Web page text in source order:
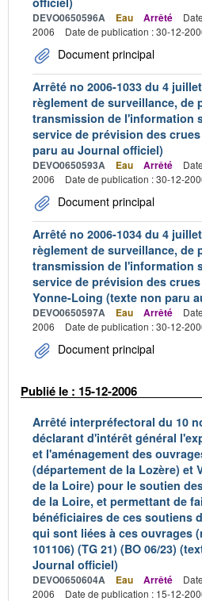
DEVO0650596A Eau Arrêté
2006
Date de publication : 30-12-
Document principal
Arrêté no 2006-1033 du 4
règlement de surveillance, de
transmission de l'information
service de prévision des
paru au Journal officiel)
DEVO0650593A Eau Arrêté
2006
Date de publication : 30-12-
Document principal
Arrêté no 2006-1034 du 4
règlement de surveillance, de
transmission de l'information
service de prévision des
Yonne-Loing (texte non paru
DEVO0650597A Eau Arrêté
2006
Date de publication : 30-12-
Document principal
Publié le : 15-12-2006
Arrêté interpréfectoral du 10
déclarant d'intérêt général
et l'aménagement des
(département de la Lozère) et
de la Loire) pour le soutien
de la Loire, et permettant de
bénéficiaires de ces soutiens
qui sont liées à ces ouvrages
101106) (TG 21) (BO 06/23)
Journal officiel)
DEVO0650604A Eau Arrêté
2006
Date de publication : 15-12-